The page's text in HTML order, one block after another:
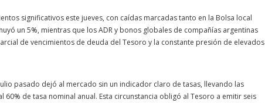
significativos este jueves, con caídas marcadas tanto en la Bolsa local
un 5%, mientras que los ADR y bonos globales de compañías argentinas
de vencimientos de deuda del Tesoro y la constante presión de elevados
pasado dejó al mercado sin un indicador claro de tasas, llevando las
de tasa nominal anual. Esta circunstancia obligó al Tesoro a emitir seis